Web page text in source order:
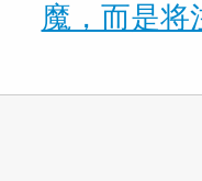
魔，而是将